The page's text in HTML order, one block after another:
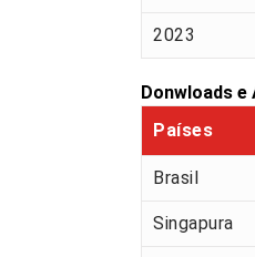
2023
Donwloads
Países
Brasil
Singapura